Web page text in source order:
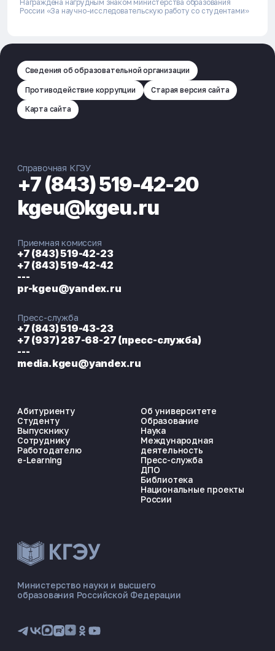
ЭНЕРГОКОД — ПОМОЩНИК КГЭУ
📋 Приёмная комиссия
🏠 Общежитие
Награждена нагрудным знаком министерства образования
России «За научно-исследовательскую работу со студентами»
Сведения об образовательной организации
Противодействие коррупции Старая версия сайта
Карта сайта
Министерство науки и высшего
образования Российской Федерации
Абитуриенту
Студенту
Выпускнику
Сотруднику
Работодателю
e-Learning
Об университете
Образование
Наука
Международная
деятельность
Пресс-служба
ДПО
Библиотека
Национальные проекты
России
Справочная КГЭУ
+7 (843) 519-42-20
kgeu@kgeu.ru
Приемная комиссия
+7 (843) 519-42-23
+7 (843) 519-42-42
---
pr-kgeu@yandex.ru
Пресс-служба
+7 (843) 519-43-23
+7 (937) 287-68-27 (пресс-служба)
---
media.kgeu@yandex.ru